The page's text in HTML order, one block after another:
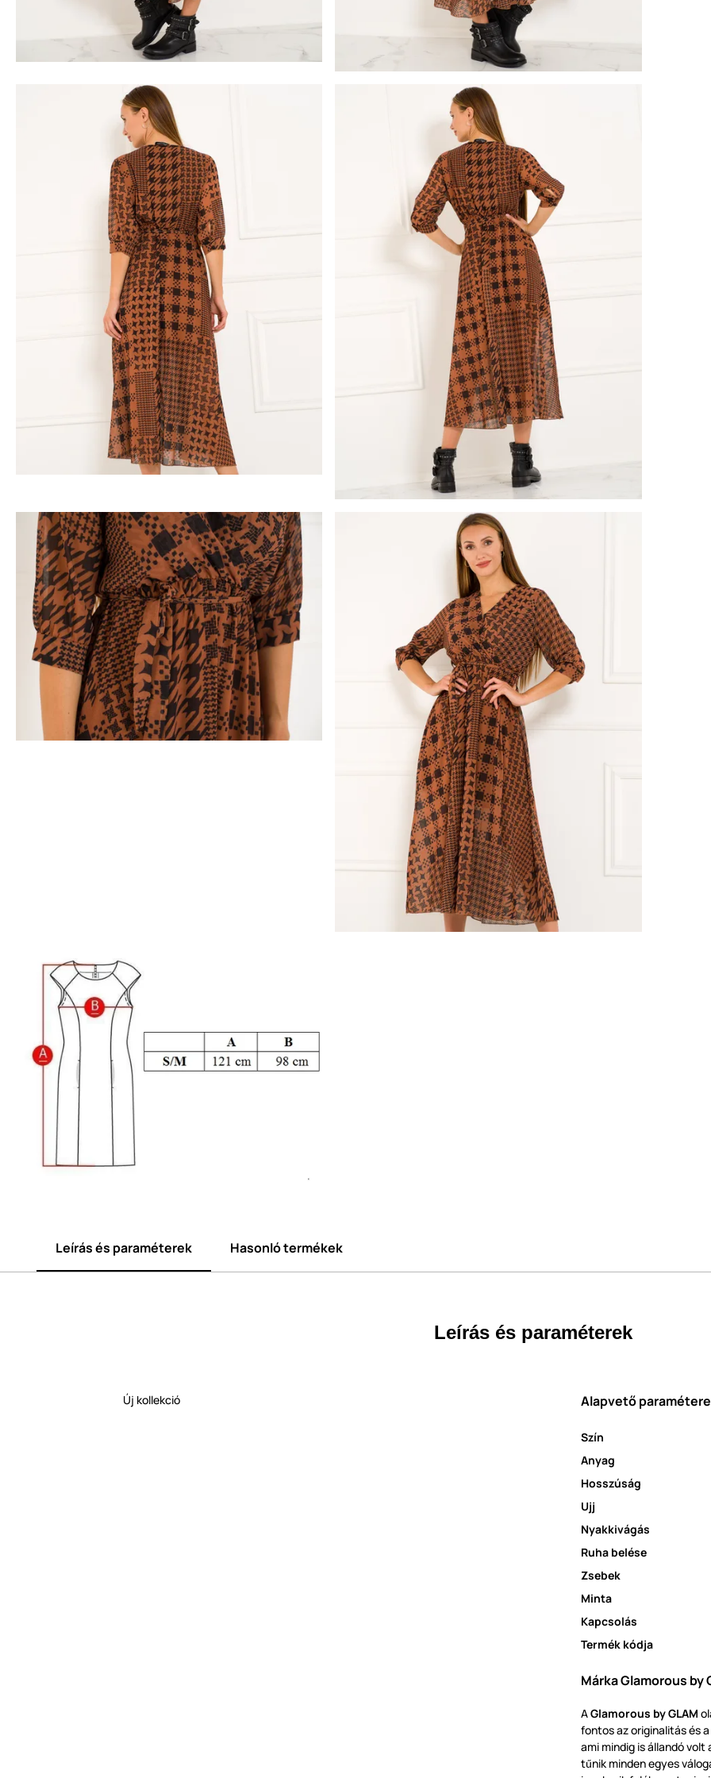
Leírás és paraméterek Hasonló termékek
Leírás és paraméterek
Új kollekció Alapvető
Szín
Anyag
Hosszúság
Ujj
Nyakkivágás
Ruha belése
Zsebek
Minta
Kapcsolás
Termék kódja
Márka Glamorous by
AGlamorous by GLAM
fontos az originalitás és
ami mindig is állandó
tűnik minden egyes